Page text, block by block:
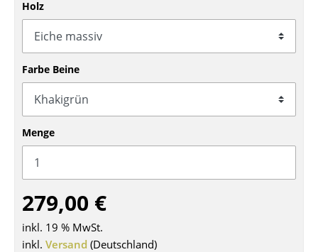
Bürosessel
Einzelteile
... alle Sitzmöbel
Tische
Esstische
Beistelltische
Couchtische
Schreibtische
Holz
Farbe Beine
Menge
279,00 €
inkl. 19 % MwSt.
inkl. Versand (Deutschland)